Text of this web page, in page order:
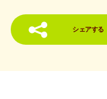
シェアする